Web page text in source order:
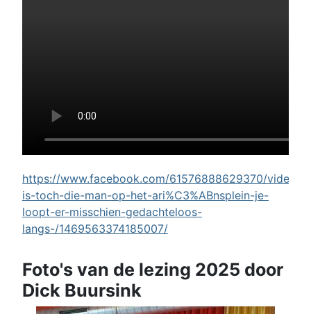
https://www.facebook.com/61576888629370/videos/
is-toch-die-man-op-het-ari%C3%ABnsplein-je-
loopt-er-misschien-gedachteloos-
langs-/1469563374185007/
Foto's van de lezing 2025 door
Dick Buursink